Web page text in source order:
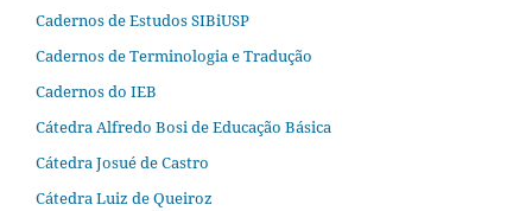
Cadernos de Estudos SIBiUSP
Cadernos de Terminologia e Tradução
Cadernos do IEB
Cátedra Alfredo Bosi de Educação Básica
Cátedra Josué de Castro
Cátedra Luiz de Queiroz